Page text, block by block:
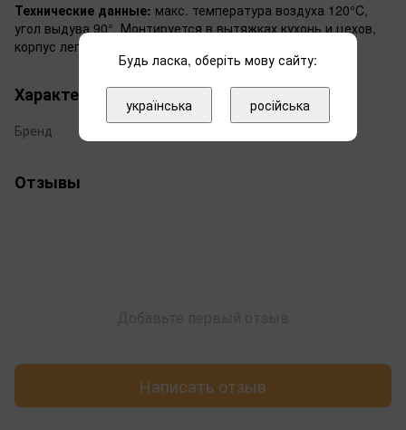
Технические данные: макс. температура воздуха 120°C,
угол выдува 90°. Монтируется в вытяжках кухонь и цехов,
корпус легко разбирается.
Характеристики
Бренд
Отзывы
Написать отзыв
Будь ласка, оберіть мову сайту:
українська російська